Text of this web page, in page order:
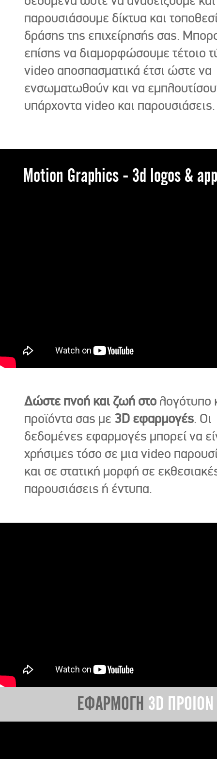
παρουσιάσουμε δίκτυα και
δράσης της επιχείρησής σας.
επίσης να διαμορφώσουμε τέτοιο
video αποσπασματικά έτσι ώστε να
ενσωματωθούν και να
υπάρχοντα video και παρουσιάσεις.
Motion Graphics - 3d logos &
Δώστε πνοή και ζωή στο λογότυπο
προϊόντα σας με 3D εφαρμογές. Οι
δεδομένες εφαρμογές μπορεί να
χρήσιμες τόσο σε μια video
και σε στατική μορφή σε
παρουσιάσεις ή έντυπα.
ΕΦΑΡΜΟΓΗ 3D ΠΡΟΙΟΝ